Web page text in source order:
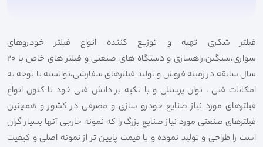
فیلتر شکری تهیه و توزیع کننده انواع فیلتر خودروهای
سواری،سنگین،راهسازی و دستگاه های صنعتی و فیلتر های خاص با 20
سال سابقه در زمینه فروش و تولید فیلترهای سفارشی،توانسته با توجه به
امکانات فنی ، توان پرسنلی و با تکیه بر دانش فنی خود تا کنون انواع
فیلترهای مورد نیاز صنایع خودرو سازی و مصرفی در کشور و همچنین
فیلترهای صنعتی مورد نیاز صنایع بزرگ را که نمونه خارجی آنها بسیار گران
است را طراحی و تولید نموده و با قیمت پایین تر از نمونه اصلی و کیفیت